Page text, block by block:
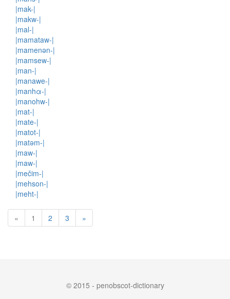
|mak-|
|makw-|
|mal-|
|mamataw-|
|mamenən-|
|mamsew-|
|man-|
|manawe-|
|manhα-|
|manohw-|
|mat-|
|mate-|
|matot-|
|matəm-|
|maw-|
|maw-|
|mečim-|
|mehson-|
|meht-|
« 1 2 3 »
© 2015 - penobscot-dictionary